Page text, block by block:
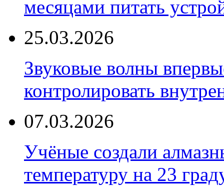
месяцами питать
25.03.2026
Звуковые волны
контролировать
07.03.2026
Учёные создали
температуру на 23